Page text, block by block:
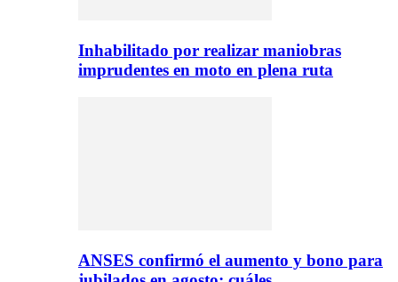
Inhabilitado por realizar maniobras
imprudentes en moto en plena ruta
ANSES confirmó el aumento y bono para